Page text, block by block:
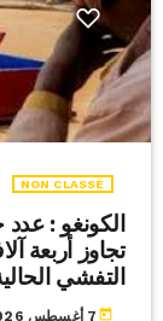
NON CLASSÉ
الكونغو :
تجاوز ‌أربعة
التفشي
today 7 أغسطس 2026